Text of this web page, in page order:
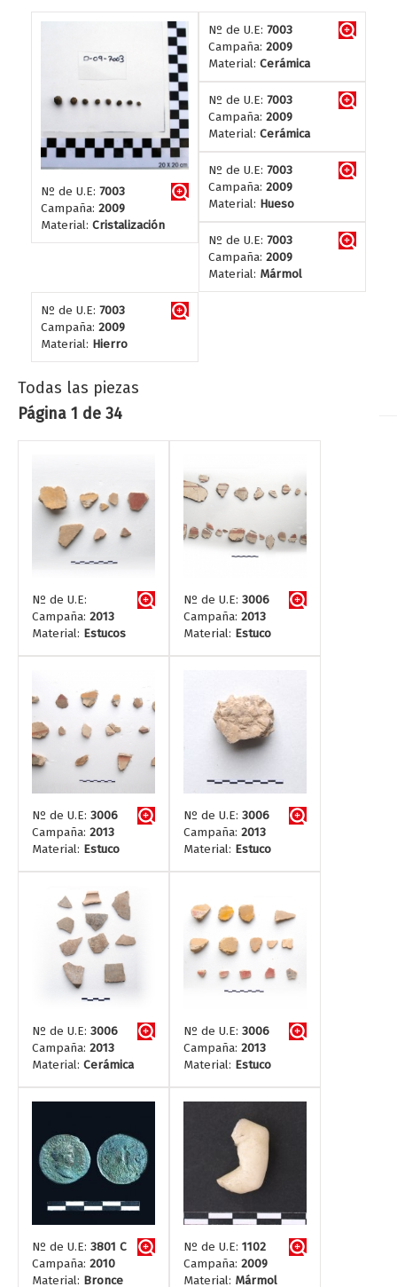
Nº de U.E: 7003
Campaña: 2009
Material: Cristalización
Nº de U.E: 7003
Campaña: 2009
Material: Cerámica
Nº de U.E: 7003
Campaña: 2009
Material: Cerámica
Nº de U.E: 7003
Campaña: 2009
Material: Hueso
Nº de U.E: 7003
Campaña: 2009
Material: Mármol
Nº de U.E: 7003
Campaña: 2009
Material: Hierro
Todas las piezas
Página 1 de 34
Nº de U.E:
Campaña: 2013
Material: Estucos
Nº de U.E: 3006
Campaña: 2013
Material: Estuco
Nº de U.E: 3006
Campaña: 2013
Material: Estuco
Nº de U.E: 3006
Campaña: 2013
Material: Estuco
Nº de U.E: 3006
Campaña: 2013
Material: Cerámica
Nº de U.E: 3006
Campaña: 2013
Material: Estuco
Nº de U.E: 3801 C
Campaña: 2010
Material: Bronce
Nº de U.E: 1102
Campaña: 2009
Material: Mármol